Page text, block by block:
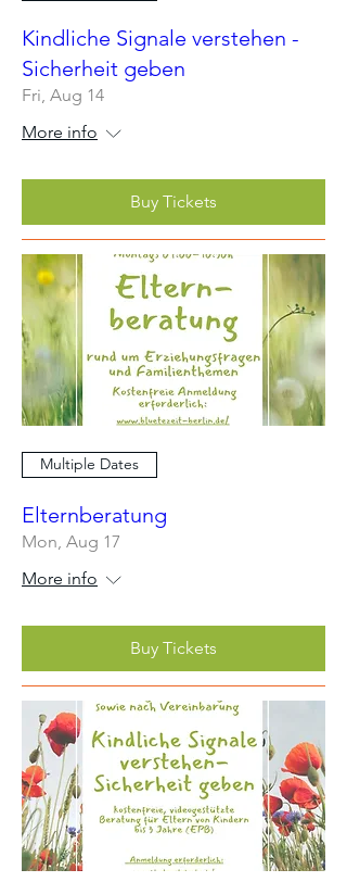
Kindliche Signale verstehen -
Sicherheit geben
Fri, Aug 14
More info
Buy Tickets
Multiple Dates
Elternberatung
Mon, Aug 17
More info
Buy Tickets